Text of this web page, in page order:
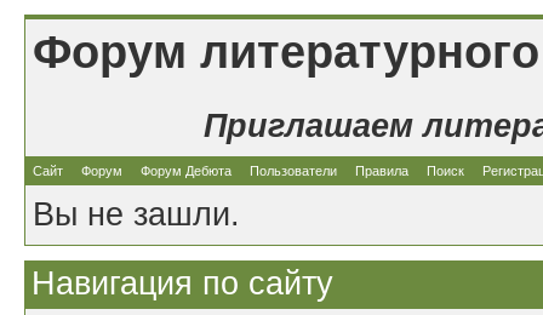
Форум
Приглашаем
Сайт Форум Форум Дебюта Пользователи Правила Поиск
Вы не зашли.
Навигация по сайту